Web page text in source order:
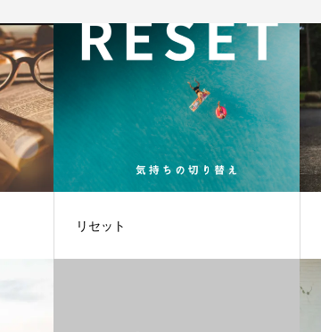
リセット